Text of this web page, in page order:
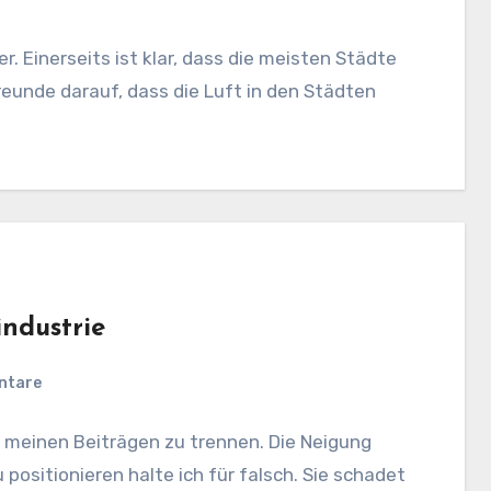
Einerseits ist klar, dass die meisten Städte
darauf, dass die Luft in den Städten
Beiträgen zu trennen. Die Neigung
halte ich für falsch. Sie schadet